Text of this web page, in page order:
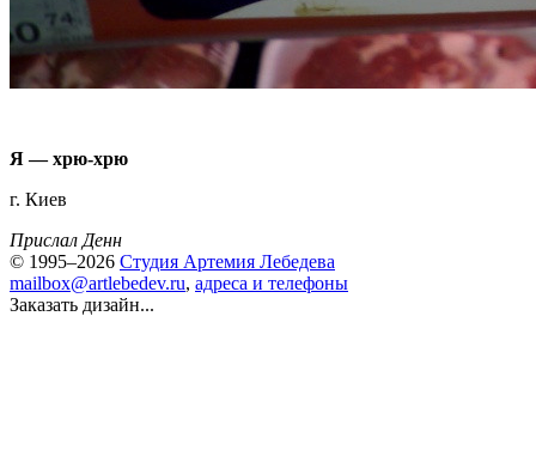
Я — хрю-хрю
г. Киев
Прислал Денн
© 1995–2026 Студия Артемия Лебедева
mailbox@artlebedev.ru, адреса и телефоны
Заказать дизайн...